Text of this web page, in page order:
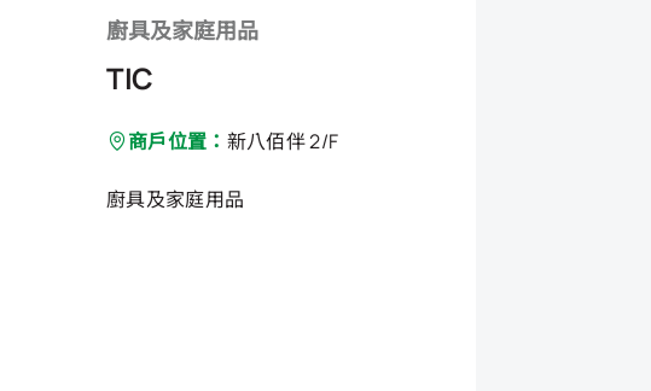
廚具及家庭用品
TIC
商戶位置： 新八佰伴 2/F
廚具及家庭用品